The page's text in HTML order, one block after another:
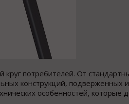
потребителей. От
конструкций, подверженных
особенностей, которые